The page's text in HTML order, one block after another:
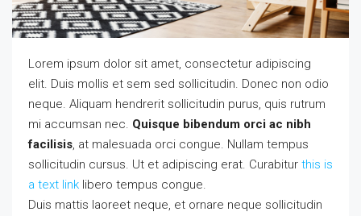
Lorem ipsum dolor sit amet, consectetur adipiscing
elit. Duis mollis et sem sed sollicitudin. Donec non odio
neque. Aliquam hendrerit sollicitudin purus, quis rutrum
mi accumsan nec. Quisque bibendum orci ac nibh
facilisis, at malesuada orci congue. Nullam tempus
sollicitudin cursus. Ut et adipiscing erat. Curabitur this is
a text link libero tempus congue.
Duis mattis laoreet neque, et ornare neque sollicitudin